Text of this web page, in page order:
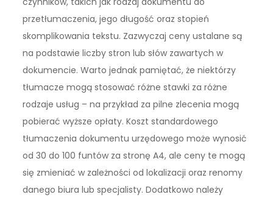
przetłumaczenia, jego długość oraz stopień
skomplikowania tekstu. Zazwyczaj ceny ustalane są
na podstawie liczby stron lub słów zawartych w
dokumencie. Warto jednak pamiętać, że niektórzy
tłumacze mogą stosować różne stawki za różne
rodzaje usług – na przykład za pilne zlecenia mogą
pobierać wyższe opłaty. Koszt standardowego
tłumaczenia dokumentu urzędowego może wynosić
od 30 do 100 funtów za stronę A4, ale ceny te mogą
się zmieniać w zależności od lokalizacji oraz renomy
danego biura lub specjalisty. Dodatkowo należy